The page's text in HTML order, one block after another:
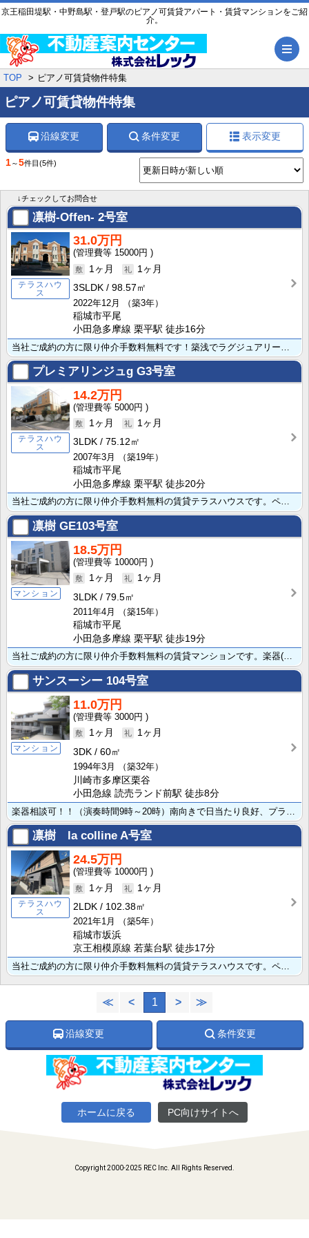
京王稲田堤駅・中野島駅・登戸駅のピアノ可賃貸アパート・賃貸マンションをご紹
介。
TOP ピアノ可賃貸物件特集
ピアノ可賃貸物件特集
沿線変更 条件変更 表示変更
1～5件目 (5件)
↓チェックしてお問合せ
凛樹-Offen- 2号室
テラスハウ
ス
31.0万円
15000円
1ヶ月
1ヶ月
3SLDK
98.57㎡
2022年12月
（築3年）
稲城市平尾
小田急多摩線 栗平駅 徒歩16分
当社ご成約の方に限り仲介手数料無料です！築浅でラグジュアリーな空間の住まいをお求めの方にオススメな3･･･
プレミアリンジュg G3号室
テラスハウ
ス
14.2万円
5000円
1ヶ月
1ヶ月
3LDK
75.12㎡
2007年3月
（築19年）
稲城市平尾
小田急多摩線 栗平駅 徒歩20分
当社ご成約の方に限り仲介手数料無料の賃貸テラスハウスです。ペット可（１匹につき礼・敷1ヶ月追加・10･･･
凛樹 GE103号室
マンション
18.5万円
10000円
1ヶ月
1ヶ月
3LDK
79.5㎡
2011年4月
（築15年）
稲城市平尾
小田急多摩線 栗平駅 徒歩19分
当社ご成約の方に限り仲介手数料無料の賃貸マンションです。楽器(グランドピアノ可)可能、ペット小型のみ･･･
サンスーシー 104号室
マンション
11.0万円
3000円
1ヶ月
1ヶ月
3DK
60㎡
1994年3月
（築32年）
川崎市多摩区栗谷
小田急線 読売ランド前駅 徒歩8分
凛樹 la colline A号室
テラスハウ
ス
24.5万円
10000円
1ヶ月
1ヶ月
2LDK
102.38㎡
2021年1月
（築5年）
稲城市坂浜
京王相模原線 若葉台駅 徒歩17分
≪ < 1 > ≫
沿線変更 条件変更
ホームに戻る PC向けサイトへ
Copyright 2000-2025 REC Inc. All Rights Reserved.